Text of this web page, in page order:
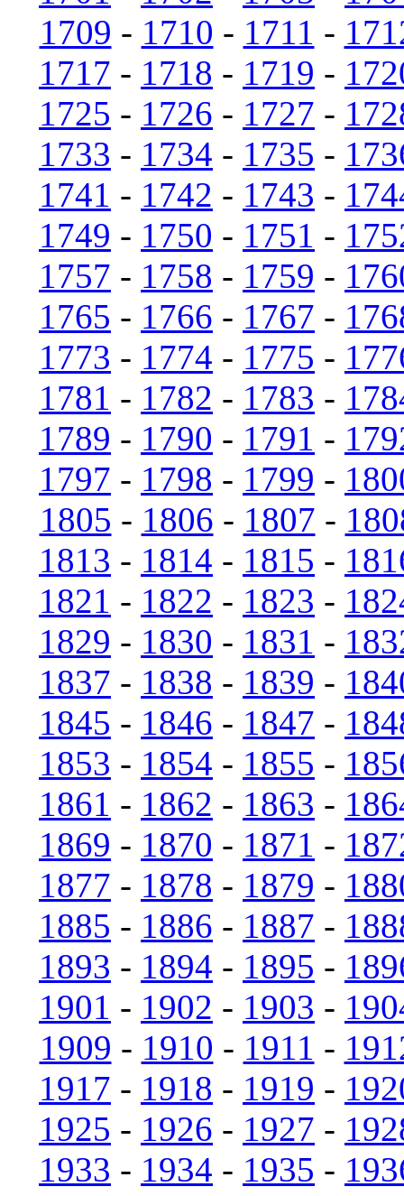
1709 - 1710 - 1711 -
1717 - 1718 - 1719 -
1725 - 1726 - 1727 -
1733 - 1734 - 1735 -
1741 - 1742 - 1743 -
1749 - 1750 - 1751 -
1757 - 1758 - 1759 -
1765 - 1766 - 1767 -
1773 - 1774 - 1775 -
1781 - 1782 - 1783 -
1789 - 1790 - 1791 -
1797 - 1798 - 1799 -
1805 - 1806 - 1807 -
1813 - 1814 - 1815 -
1821 - 1822 - 1823 -
1829 - 1830 - 1831 -
1837 - 1838 - 1839 -
1845 - 1846 - 1847 -
1853 - 1854 - 1855 -
1861 - 1862 - 1863 -
1869 - 1870 - 1871 -
1877 - 1878 - 1879 -
1885 - 1886 - 1887 -
1893 - 1894 - 1895 -
1901 - 1902 - 1903 -
1909 - 1910 - 1911 -
1917 - 1918 - 1919 -
1925 - 1926 - 1927 -
1933 - 1934 - 1935 -